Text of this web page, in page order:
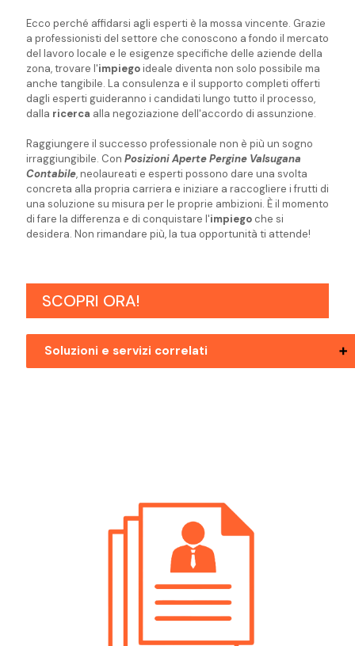
Ecco perché affidarsi agli esperti è la mossa vincente. Grazie
a professionisti del settore che conoscono a fondo il mercato
del lavoro locale e le esigenze specifiche delle aziende della
zona, trovare l'impiegoideale diventa non solo possibile ma
anche tangibile. La consulenza e il supporto completi offerti
dagli esperti guideranno i candidati lungo tutto il processo,
dalla ricerca alla negoziazione dell'accordo di assunzione.
Raggiungere il successo professionale non è più un sogno
irraggiungibile. Con Posizioni Aperte Pergine Valsugana
Contabile, neolaureati e esperti possono dare una svolta
concreta alla propria carriera e iniziare a raccogliere i frutti di
una soluzione su misura per le proprie ambizioni. È il momento
di fare la differenza e di conquistare l'impiego che si
desidera. Non rimandare più, la tua opportunità ti attende!
SCOPRI ORA!
Soluzioni e servizi correlati
Posizioni Aperte Trento Contabile
Posizioni Aperte Val Di Non Contabile
Posizioni Aperte Valli Giudicarie Contabile
Posizioni Aperte Valsugana Contabile
Posizioni Aperte Verona Contabile